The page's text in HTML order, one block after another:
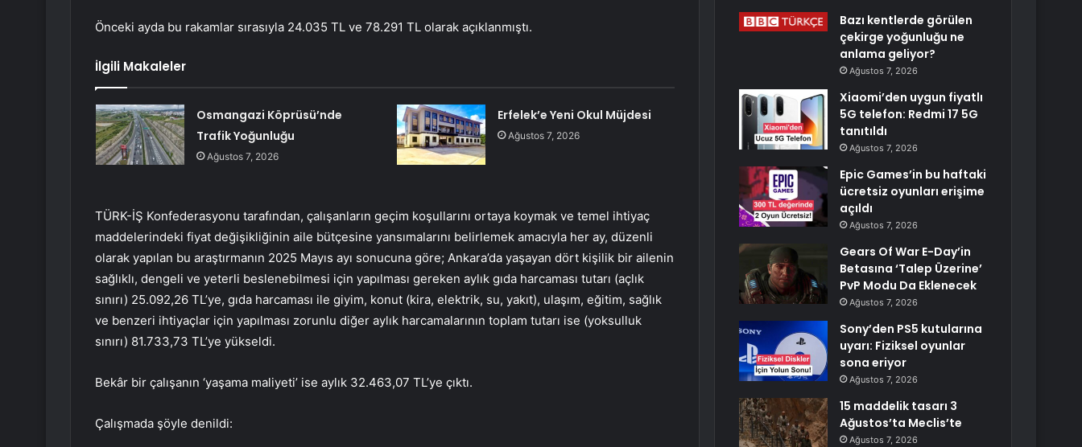
Önceki ayda bu rakamlar sırasıyla 24.035 TL ve 78.291 TL olarak açıklanmıştı.
İlgili Makaleler
Osmangazi Köprüsü’nde
Trafik Yoğunluğu
Ağustos 7, 2026
Erfelek’e Yeni Okul Müjdesi
Ağustos 7, 2026
TÜRK-İŞ Konfederasyonu tarafından, çalışanların geçim koşullarını ortaya koymak ve temel ihtiyaç
maddelerindeki fiyat değişikliğinin aile bütçesine yansımalarını belirlemek amacıyla her ay, düzenli
olarak yapılan bu araştırmanın 2025 Mayıs ayı sonucuna göre; Ankara’da yaşayan dört kişilik bir ailenin
sağlıklı, dengeli ve yeterli beslenebilmesi için yapılması gereken aylık gıda harcaması tutarı (açlık
sınırı) 25.092,26 TL’ye, gıda harcaması ile giyim, konut (kira, elektrik, su, yakıt), ulaşım, eğitim, sağlık
ve benzeri ihtiyaçlar için yapılması zorunlu diğer aylık harcamalarının toplam tutarı ise (yoksulluk
sınırı) 81.733,73 TL’ye yükseldi.
Bekâr bir çalışanın ‘yaşama maliyeti’ ise aylık 32.463,07 TL’ye çıktı.
Çalışmada şöyle denildi:
Bazı kentlerde görülen
çekirge yoğunluğu ne
anlama geliyor?
Ağustos 7, 2026
Xiaomi’den uygun fiyatlı
5G telefon: Redmi 17 5G
tanıtıldı
Ağustos 7, 2026
Epic Games’in bu haftaki
ücretsiz oyunları erişime
açıldı
Ağustos 7, 2026
Gears Of War E-Day’in
Betasına ‘Talep Üzerine’
PvP Modu Da Eklenecek
Ağustos 7, 2026
Sony’den PS5 kutularına
uyarı: Fiziksel oyunlar
sona eriyor
Ağustos 7, 2026
15 maddelik tasarı 3
Ağustos’ta Meclis’te
Ağustos 7, 2026